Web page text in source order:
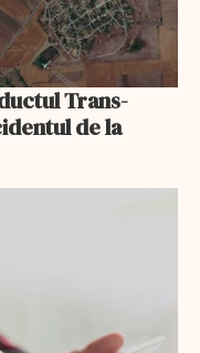
Trans-
de la